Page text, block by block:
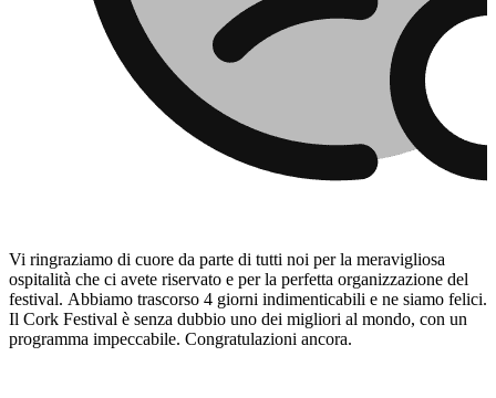
Vi ringraziamo di cuore da parte di tutti noi per la meravigliosa
ospitalità che ci avete riservato e per la perfetta organizzazione del
festival. Abbiamo trascorso 4 giorni indimenticabili e ne siamo felici.
Il Cork Festival è senza dubbio uno dei migliori al mondo, con un
programma impeccabile. Congratulazioni ancora.